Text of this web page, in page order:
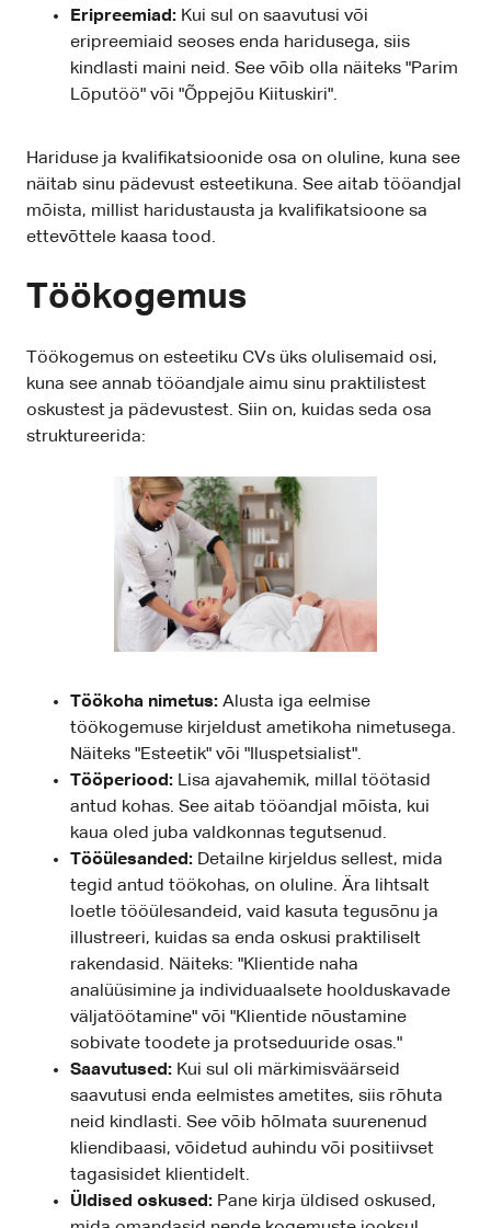
Eripreemiad: Kui sul on saavutusi või
eripreemiaid seoses enda haridusega, siis
kindlasti maini neid. See võib olla näiteks "Parim
Lõputöö" või "Õppejõu Kiituskiri".
Hariduse ja kvalifikatsioonide osa on oluline, kuna see
näitab sinu pädevust esteetikuna. See aitab tööandjal
mõista, millist haridustausta ja kvalifikatsioone sa
ettevõttele kaasa tood.
Töökogemus
Töökogemus on esteetiku CVs üks olulisemaid osi,
kuna see annab tööandjale aimu sinu praktilistest
oskustest ja pädevustest. Siin on, kuidas seda osa
struktureerida:
Töökoha nimetus: Alusta iga eelmise
töökogemuse kirjeldust ametikoha nimetusega.
Näiteks "Esteetik" või "Iluspetsialist".
Tööperiood: Lisa ajavahemik, millal töötasid
antud kohas. See aitab tööandjal mõista, kui
kaua oled juba valdkonnas tegutsenud.
Tööülesanded: Detailne kirjeldus sellest, mida
tegid antud töökohas, on oluline. Ära lihtsalt
loetle tööülesandeid, vaid kasuta tegusõnu ja
illustreeri, kuidas sa enda oskusi praktiliselt
rakendasid. Näiteks: "Klientide naha
analüüsimine ja individuaalsete hoolduskavade
väljatöötamine" või "Klientide nõustamine
sobivate toodete ja protseduuride osas."
Saavutused: Kui sul oli märkimisväärseid
saavutusi enda eelmistes ametites, siis rõhuta
neid kindlasti. See võib hõlmata suurenenud
kliendibaasi, võidetud auhindu või positiivset
tagasisidet klientidelt.
Üldised oskused: Pane kirja üldised oskused,